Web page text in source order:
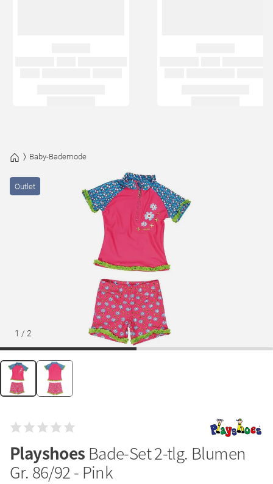
Baby-Bademode
1 / 2
Outlet
Playshoes Bade-Set 2-tlg. Blumen
Gr. 86/92 - Pink